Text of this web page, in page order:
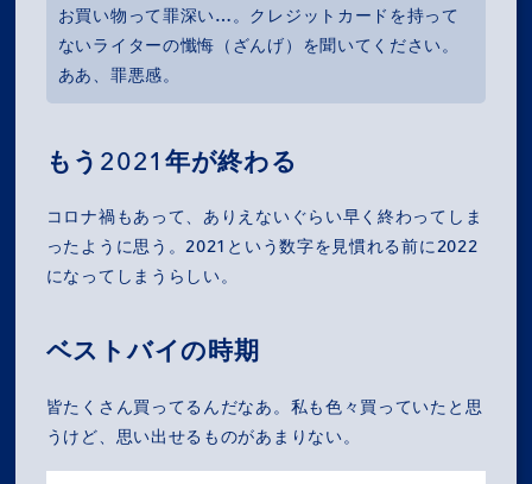
お買い物って罪深い…。クレジットカードを持って
ないライターの懺悔（ざんげ）を聞いてください。
ああ、罪悪感。
もう2021年が終わる
コロナ禍もあって、ありえないぐらい早く終わってしま
ったように思う。2021という数字を見慣れる前に2022
になってしまうらしい。
ベストバイの時期
皆たくさん買ってるんだなあ。私も色々買っていたと思
うけど、思い出せるものがあまりない。